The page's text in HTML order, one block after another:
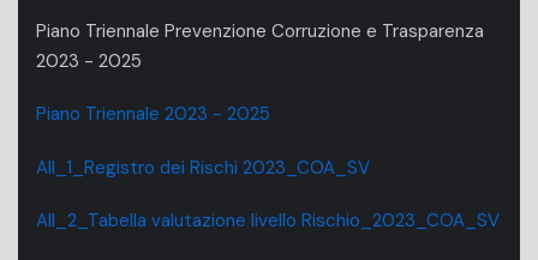
Piano Triennale Prevenzione Corruzione e Trasparenza
2023 - 2025
Piano Triennale 2023 - 2025
All_1_Registro dei Rischi 2023_COA_SV
All_2_Tabella valutazione livello Rischio_2023_COA_SV